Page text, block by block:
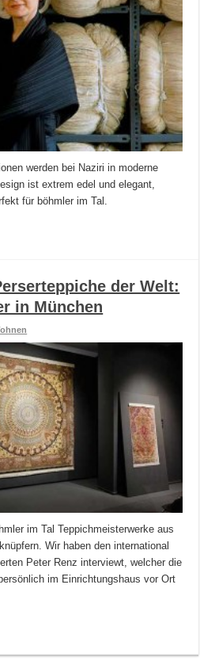
werden bei Naziri in moderne
ist extrem edel und elegant,
für böhmler im Tal.
der Welt:
in München
im Tal Teppichmeisterwerke aus
Wir haben den international
Peter Renz interviewt, welcher die
im Einrichtungshaus vor Ort